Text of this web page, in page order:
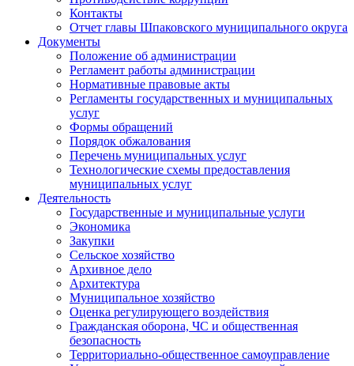
Контакты
Отчет главы Шпаковского муниципального округа
Документы
Положение об администрации
Регламент работы администрации
Нормативные правовые акты
Регламенты государственных и муниципальных
услуг
Формы обращений
Порядок обжалования
Перечень муниципальных услуг
Технологические схемы предоставления
муниципальных услуг
Деятельность
Государственные и муниципальные услуги
Экономика
Закупки
Сельское хозяйство
Архивное дело
Архитектура
Муниципальное хозяйство
Оценка регулирующего воздействия
Гражданская оборона, ЧС и общественная
безопасность
Территориально-общественное самоуправление